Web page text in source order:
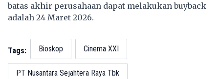
batas akhir perusahaan dapat melakukan buyback
adalah 24 Maret 2026.
Tags: Bioskop Cinema XXI
PT Nusantara Sejahtera Raya Tbk